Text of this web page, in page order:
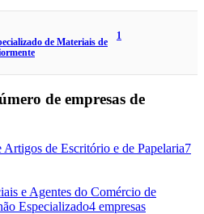
de Materiais de
1
de empresas de
de Escritório e de Papelaria7
e Agentes do Comércio de
Especializado4 empresas